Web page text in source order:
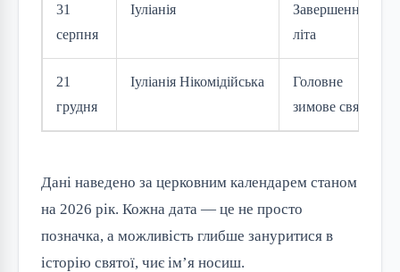
31
серпня
Іуліанія
Завершення
літа
21
грудня
Іуліанія Нікомідійська
Головне
зимове свято
Дані наведено за церковним календарем станом
на 2026 рік. Кожна дата — це не просто
позначка, а можливість глибше зануритися в
історію святої, чиє ім’я носиш.